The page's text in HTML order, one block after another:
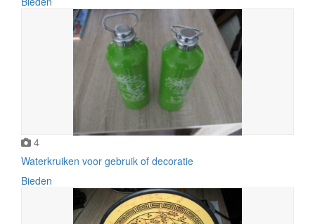
4
Waterkruiken voor gebruik of decoratie
Bieden